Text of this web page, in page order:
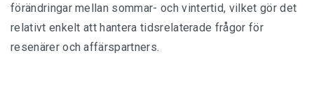
förändringar mellan sommar- och vintertid, vilket gör det
relativt enkelt att hantera tidsrelaterade frågor för
resenärer och affärspartners.